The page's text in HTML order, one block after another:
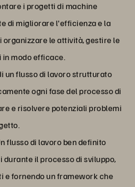
i progetti di machine
di migliorare l'efficienza e la
le attività, gestire le
modo efficace.
un flusso di lavoro strutturato
ogni fase del processo di
e risolvere potenziali problemi
flusso di lavoro ben definito
il processo di sviluppo,
e fornendo un framework che